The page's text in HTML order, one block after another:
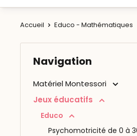
Accueil Educo - Mathématiques
Navigation
Matériel Montessori
Jeux éducatifs
Educo
Psychomotricité de 0 à